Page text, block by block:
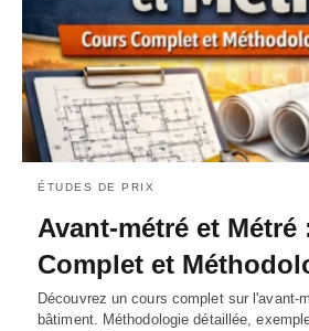
ÉTUDES DE PRIX
Avant-métré et Métré
Complet et
Découvrez un cours complet sur l'avant-
bâtiment. Méthodologie détaillée,